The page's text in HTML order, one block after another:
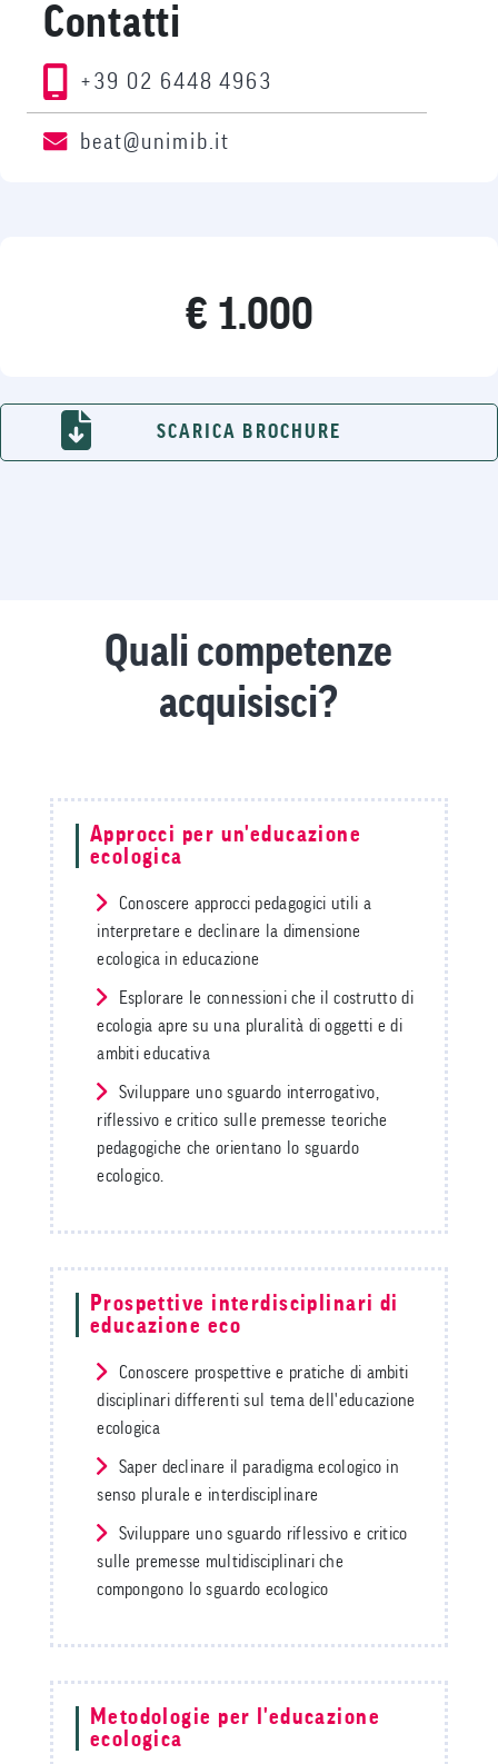
Contatti
+39 02 6448 4963
beat@unimib.it
€ 1.000
SCARICA BROCHURE
Quali competenze
acquisisci?
Approcci per un'educazione
ecologica
Conoscere approcci pedagogici utili a
interpretare e declinare la dimensione
ecologica in educazione
Esplorare le connessioni che il costrutto di
ecologia apre su una pluralità di oggetti e di
ambiti educativa
Sviluppare uno sguardo interrogativo,
riflessivo e critico sulle premesse teoriche
pedagogiche che orientano lo sguardo
ecologico.
Prospettive interdisciplinari di
educazione eco
Conoscere prospettive e pratiche di ambiti
disciplinari differenti sul tema dell'educazione
ecologica
Saper declinare il paradigma ecologico in
senso plurale e interdisciplinare
Sviluppare uno sguardo riflessivo e critico
sulle premesse multidisciplinari che
compongono lo sguardo ecologico
Metodologie per l'educazione
ecologica